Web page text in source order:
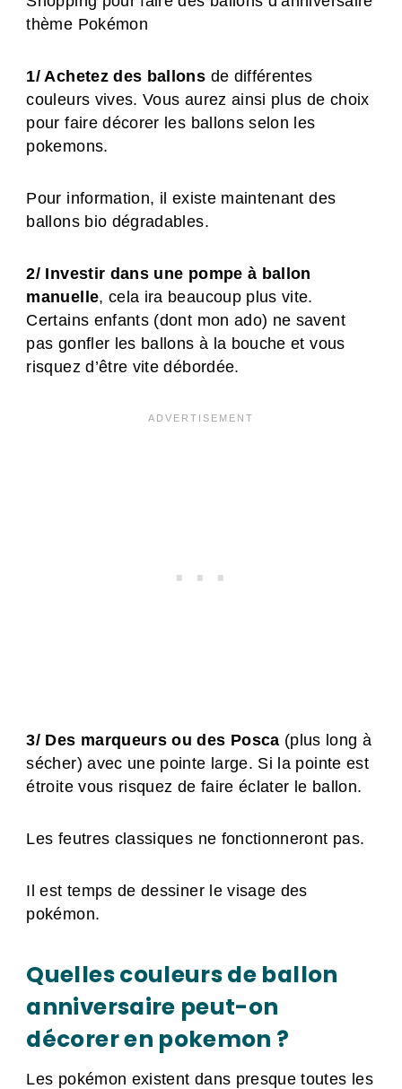
thème Pokémon
1/ Achetez des ballons de différentes
couleurs vives. Vous aurez ainsi plus de choix
pour faire décorer les ballons selon les
pokemons.
Pour information, il existe maintenant des
ballons bio dégradables.
2/ Investir dans une pompe à ballon
manuelle, cela ira beaucoup plus vite.
Certains enfants (dont mon ado) ne savent
pas gonfler les ballons à la bouche et vous
risquez d’être vite débordée.
3/ Des marqueurs ou des Posca (plus long à
sécher) avec une pointe large. Si la pointe est
étroite vous risquez de faire éclater le ballon.
Les feutres classiques ne fonctionneront pas.
Il est temps de dessiner le visage des
pokémon.
Quelles couleurs de ballon
anniversaire peut-on
décorer en pokemon ?
Les pokémon existent dans presque toutes les